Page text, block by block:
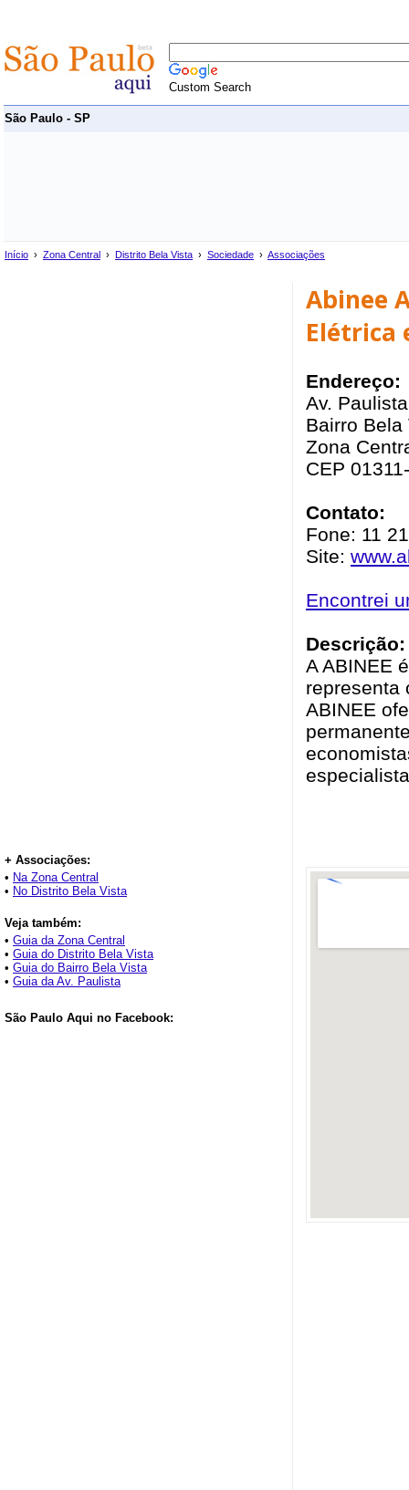
Custom Search
São Paulo - SP
Início › Zona Central › Distrito Bela Vista › Sociedade › Associações
+ Associações:
• Na Zona Central
• No Distrito Bela Vista
Veja também:
• Guia da Zona Central
• Guia do Distrito Bela Vista
• Guia do Bairro Bela Vista
• Guia da Av. Paulista
São Paulo Aqui no Facebook:
Abinee
Elétrica
Endereço:
Av.
Bairro
Zona
CEP
Contato:
Fone: 11
Site:
Encontrei
Descrição:
A ABINEE
representa
ABINEE